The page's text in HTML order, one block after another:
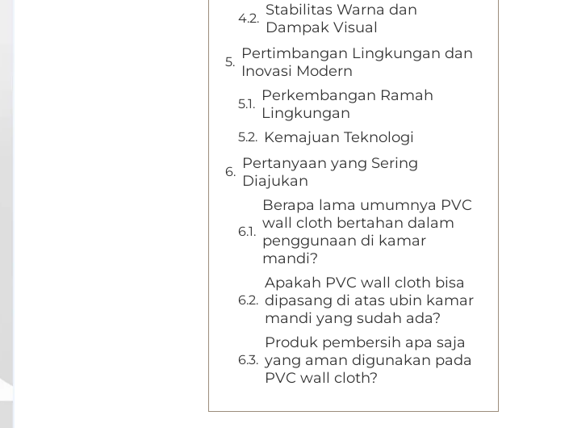
Stabilitas Warna dan
Dampak Visual
Pertimbangan Lingkungan dan
Inovasi Modern
Perkembangan Ramah
Lingkungan
Kemajuan Teknologi
Pertanyaan yang Sering
Diajukan
Berapa lama umumnya PVC
wall cloth bertahan dalam
penggunaan di kamar
mandi?
Apakah PVC wall cloth bisa
dipasang di atas ubin kamar
mandi yang sudah ada?
Produk pembersih apa saja
yang aman digunakan pada
PVC wall cloth?